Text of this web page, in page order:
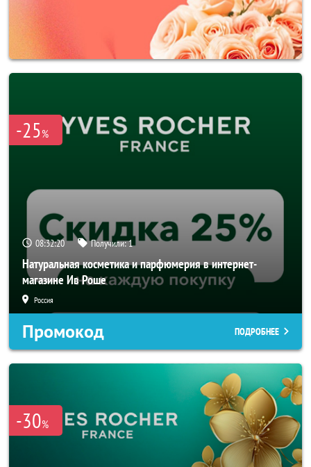
-25%
08:32:19 Получили:1
Натуральная косметика и парфюмерия в интернет-
магазине Ив Роше
Россия
Промокод ПОДРОБНЕЕ
-30%